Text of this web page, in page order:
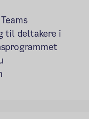
til deltakere i